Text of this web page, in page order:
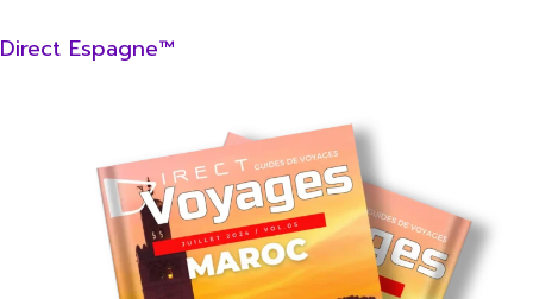
Direct Espagne™